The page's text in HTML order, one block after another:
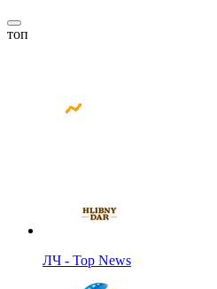
топ
ЛЧ - Top News